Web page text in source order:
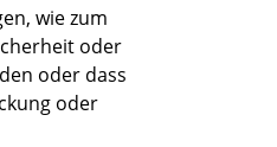
, wie zum
oder
oder dass
oder